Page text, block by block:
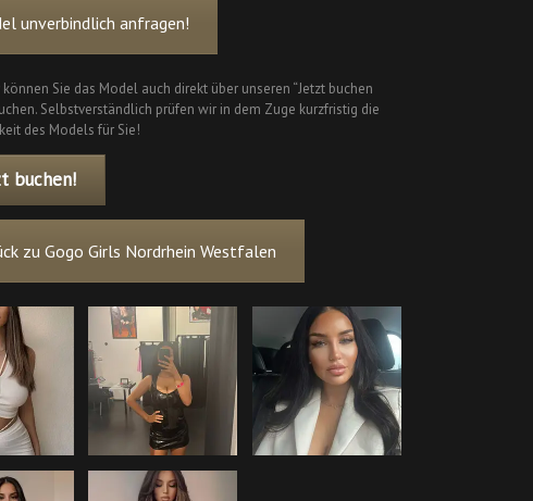
unverbindlich anfragen!
Sie das Model auch direkt über unseren “Jetzt buchen
Selbstverständlich prüfen wir in dem Zuge kurzfristig die
des Models für Sie!
buchen!
zu Gogo Girls Nordrhein Westfalen